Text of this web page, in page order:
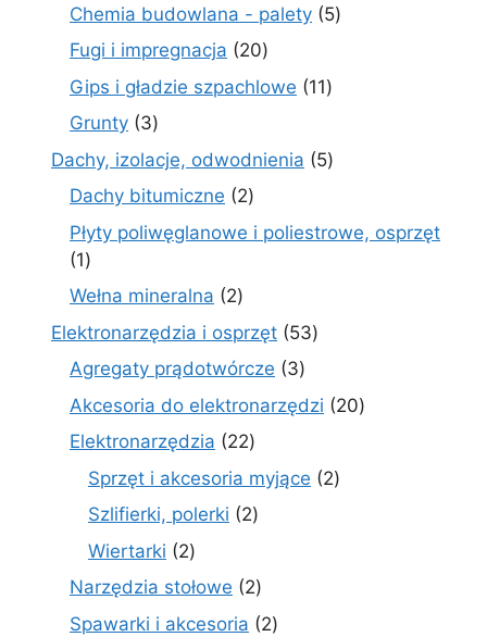
Chemia budowlana - palety 55
Fugi i impregnacja 2020
produktów
Gips i gładzie szpachlowe 1111
Grunty 33
produkty
Dachy, izolacje, odwodnienia 55
Dachy bitumiczne 22
produkty
Płyty poliwęglanowe i poliestrowe, osprzęt
11
produkt
Wełna mineralna 22
produkty
Elektronarzędzia i osprzęt 5353
Agregaty prądotwórcze 33
produkty
Akcesoria do elektronarzędzi 2020
Elektronarzędzia 2222
produkty
Sprzęt i akcesoria myjące 22
Szlifierki, polerki 22
Wiertarki 22
produkty
Narzędzia stołowe 22
produkty
Spawarki i akcesoria 22